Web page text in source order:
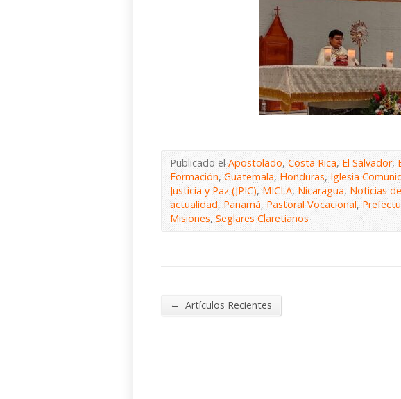
Publicado elApostolado,Costa Rica,El Salvador,
Formación,Guatemala, Honduras,Iglesia
Justicia y Paz (JPIC),MICLA,Nicaragua, Noticias
actualidad,Panamá,Pastoral Vocacional,
Misiones, Seglares Claretianos
← Artículos Recientes